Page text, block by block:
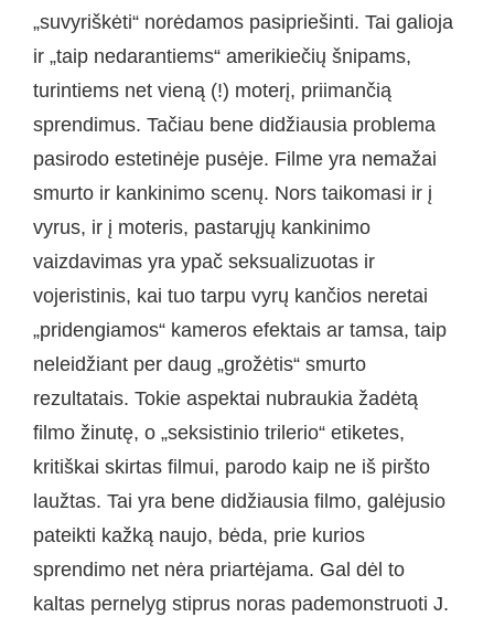
„suvyriškėti“ norėdamos pasipriešinti. Tai galioja
ir „taip nedarantiems“ amerikiečių šnipams,
turintiems net vieną (!) moterį, priimančią
sprendimus. Tačiau bene didžiausia problema
pasirodo estetinėje pusėje. Filme yra nemažai
smurto ir kankinimo scenų. Nors taikomasi ir į
vyrus, ir į moteris, pastarųjų kankinimo
vaizdavimas yra ypač seksualizuotas ir
vojeristinis, kai tuo tarpu vyrų kančios neretai
„pridengiamos“ kameros efektais ar tamsa, taip
neleidžiant per daug „grožėtis“ smurto
rezultatais. Tokie aspektai nubraukia žadėtą
filmo žinutę, o „seksistinio trilerio“ etiketes,
kritiškai skirtas filmui, parodo kaip ne iš piršto
laužtas. Tai yra bene didžiausia filmo, galėjusio
pateikti kažką naujo, bėda, prie kurios
sprendimo net nėra priartėjama. Gal dėl to
kaltas pernelyg stiprus noras pademonstruoti J.